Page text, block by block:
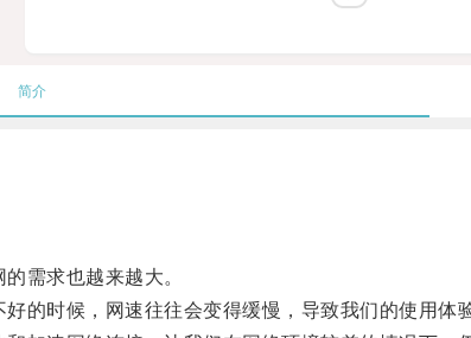
简介
需求也越来越大。
时候，网速往往会变得缓慢，导致我们的使用体验